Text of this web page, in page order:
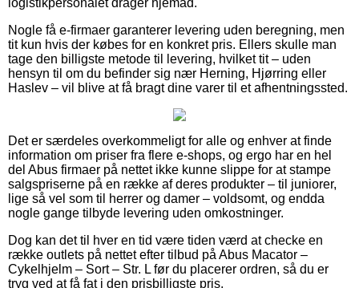
Nogle få e-firmaer garanterer levering uden beregning, men
tit kun hvis der købes for en konkret pris. Ellers skulle man
tage den billigste metode til levering, hvilket tit – uden
hensyn til om du befinder sig nær Herning, Hjørring eller
Haslev – vil blive at få bragt dine varer til et afhentningssted.
Det er særdeles overkommeligt for alle og enhver at finde
information om priser fra flere e-shops, og ergo har en hel
del Abus firmaer på nettet ikke kunne slippe for at stampe
salgspriserne på en række af deres produkter – til juniorer,
lige så vel som til herrer og damer – voldsomt, og endda
nogle gange tilbyde levering uden omkostninger.
Dog kan det til hver en tid være tiden værd at checke en
række outlets på nettet efter tilbud på Abus Macator –
Cykelhjelm – Sort – Str. L før du placerer ordren, så du er
tryg ved at få fat i den prisbilligste pris.